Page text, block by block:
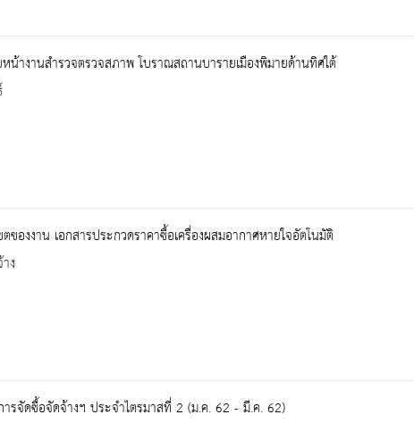
น้างานสำรวจตรวจสภาพ โบราณสถานบารายเมืองพิมายด้านทิศใต้
ของงาน เอกสารประกวดราคาซื้อเครื่องผสมอากาศหายใจอัตโนมัติ
ง
รจัดซื้อจัดจ้างฯ ประจำไตรมาสที่ 2 (ม.ค. 62 - มี.ค. 62)